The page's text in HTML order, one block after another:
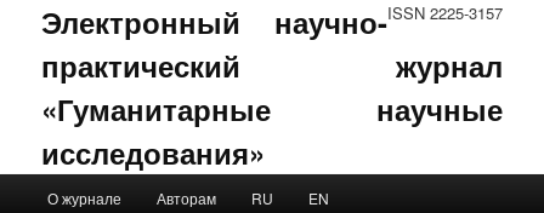
ISSN 2225-3157
Электронный научно-
практический журнал
«Гуманитарные научные
исследования»
Skip to primary content
Skip to secondary content
О журнале Авторам RU EN